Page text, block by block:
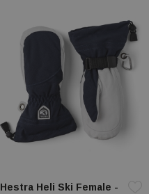
Hestra Heli Ski Female -